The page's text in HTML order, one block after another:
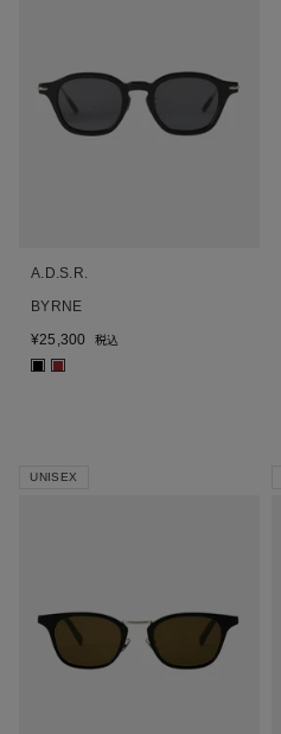
A.D.S.R.
BYRNE
¥25,300 税込
■ ■
UNISEX